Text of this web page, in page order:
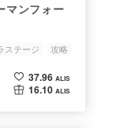
マンフォー
ステージ
攻略
37.96 ALIS
16.10 ALIS